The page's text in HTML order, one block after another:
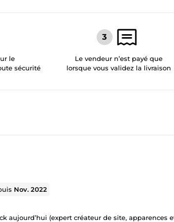
le
sécurité
Le vendeur n’est payé que
lorsque vous validez la livraison
Nov. 2022
aujourd’hui (expert créateur de site, apparences